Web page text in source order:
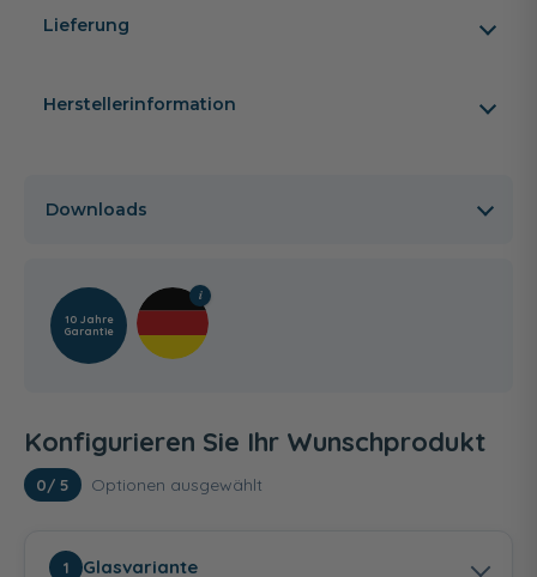
Lieferung
Herstellerinformation
Downloads
10 Jahre
Garantie
Konfigurieren Sie Ihr Wunschprodukt
0/ 5 Optionen ausgewählt
1 Glasvariante